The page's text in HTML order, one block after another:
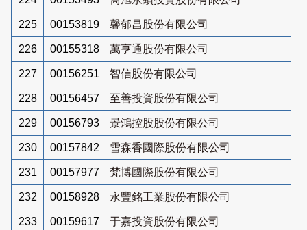
225 00153819 馨郁昌股份有限公司
226 00155318 萬亨通股份有限公司
227 00156251 智信股份有限公司
228 00156457 至善投資股份有限公司
229 00156793 景鴻控股股份有限公司
230 00157842 雪森香國際股份有限公司
231 00157977 梵博國際股份有限公司
232 00158928 永豐銘工業股份有限公司
233 00159617 于嘉投資股份有限公司